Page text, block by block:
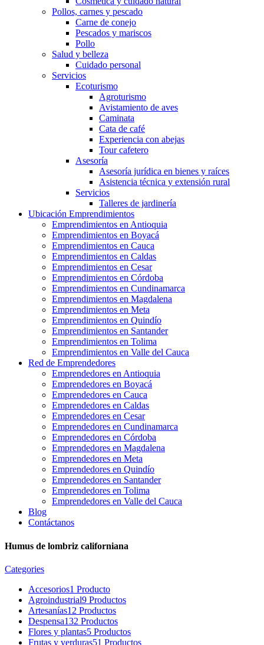
Pollos, carnes y pescado
Carne de conejo
Pescados y mariscos
Pollo
Salud y belleza
Cuidado personal
Servicios
Ecoturismo
Agroturismo
Avistamiento de aves
Caminata
Cata de café
Experiencia con abejas
Tour cafetero
Asesoría
Asesoría jurídica en bienes y raíces
Asistencia técnica y extensión rural
Servicios
Talleres de jardinería
Ubicación Emprendimientos
Emprendimientos en Antioquia
Emprendimientos en Boyacá
Emprendimientos en Cauca
Emprendimientos en Caldas
Emprendimientos en Cesar
Emprendimientos en Córdoba
Emprendimientos en Cundinamarca
Emprendimientos en Magdalena
Emprendimientos en Meta
Emprendimientos en Quindío
Emprendimientos en Santander
Emprendimientos en Tolima
Emprendimientos en Valle del Cauca
Red de Emprendedores
Emprendedores en Antioquia
Emprendedores en Boyacá
Emprendedores en Cauca
Emprendedores en Caldas
Emprendedores en Cesar
Emprendedores en Cundinamarca
Emprendedores en Córdoba
Emprendedores en Magdalena
Emprendedores en Meta
Emprendedores en Quindío
Emprendedores en Santander
Emprendedores en Tolima
Emprendedores en Valle del Cauca
Blog
Contáctanos
Humus de lombriz californiana
Categories
Accesorios1 Producto
Agroindustrial9 Productos
Artesanías12 Productos
Despensa132 Productos
Flores y plantas5 Productos
Frutas y verduras51 Productos